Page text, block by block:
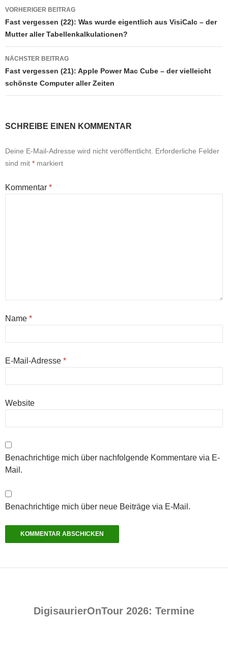
Beitragsnavigation
VORHERIGER BEITRAG
Fast vergessen (22): Was wurde eigentlich aus VisiCalc – der
Mutter aller Tabellenkalkulationen?
NÄCHSTER BEITRAG
Fast vergessen (21): Apple Power Mac Cube – der vielleicht
schönste Computer aller Zeiten
SCHREIBE EINEN KOMMENTAR
Deine E-Mail-Adresse wird nicht veröffentlicht. Erforderliche Felder
sind mit * markiert
Kommentar *
Name *
E-Mail-Adresse *
Website
Benachrichtige mich über nachfolgende Kommentare via E-
Mail.
Benachrichtige mich über neue Beiträge via E-Mail.
DigisaurierOnTour 2026: Termine